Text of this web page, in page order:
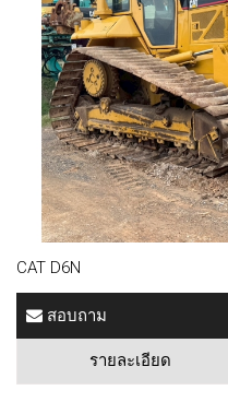
CAT D6N
สอบถาม
รายละเอียด